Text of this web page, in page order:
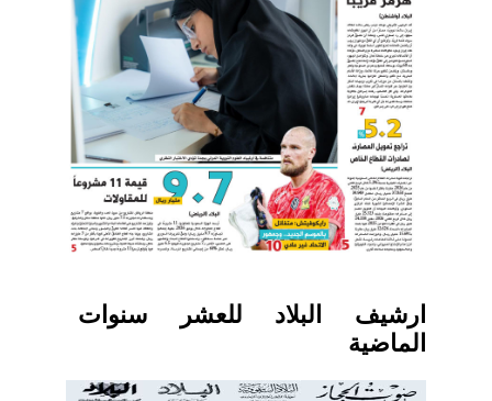
ارشيف البلاد للعشر سنوات
الماضية